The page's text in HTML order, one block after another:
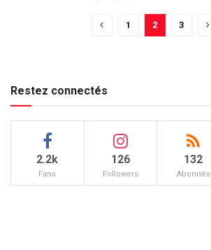
1 2 3
Restez connectés
2.2k
Fans
126
Followers
132
Abonnés